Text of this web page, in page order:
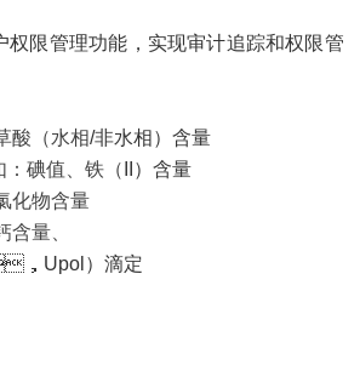
权限管理功能 ， 实现审计追踪和权限管
草酸（水相/非水相）含量
碘值、铁（
II）含量
氯化物含量
、
，Upol）滴定